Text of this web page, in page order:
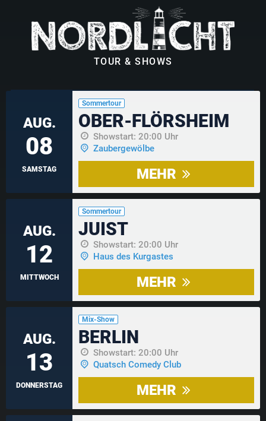
TOUR & SHOWS
AUG.
08
SAMSTAG
Sommertour
OBER-FLÖRSHEIM
Showstart: 20:00 Uhr
Zaubergewölbe
MEHR
AUG.
12
MITTWOCH
Sommertour
JUIST
Showstart: 20:00 Uhr
Haus des Kurgastes
MEHR
AUG.
13
DONNERSTAG
Mix-Show
BERLIN
Showstart: 20:00 Uhr
Quatsch Comedy Club
MEHR